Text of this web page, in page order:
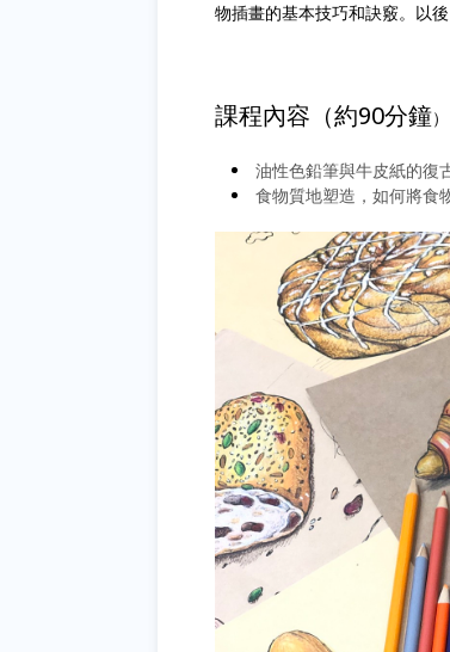
物插畫的基本技巧和訣竅。以
課程內容（約90分鐘）
油性色鉛筆與牛皮紙的復
食物質地塑造，如何將食